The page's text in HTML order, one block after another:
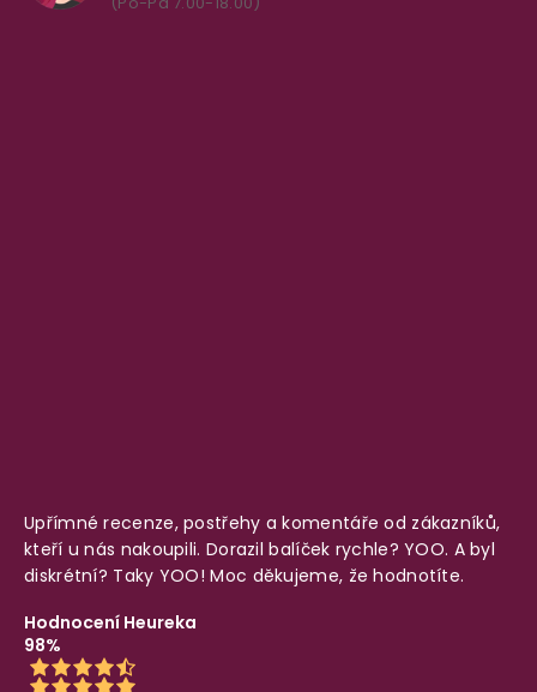
Upřímné recenze, postřehy a komentáře od zákazníků,
kteří u nás nakoupili. Dorazil balíček rychle? YOO. A byl
diskrétní? Taky YOO! Moc děkujeme, že hodnotíte.
Hodnocení Heureka
98%